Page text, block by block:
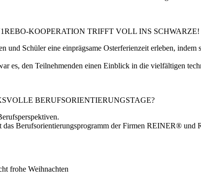
REBO-KOOPERATION TRIFFT VOLL INS SCHWARZE!
und Schüler eine einprägsame Osterferienzeit erleben,
es, den Teilnehmenden einen Einblick in die vielfältigen
BERUFSORIENTIERUNGSTAGE?
Berufsorientierungsprogramm der Firmen REINER®
frohe Weihnachten